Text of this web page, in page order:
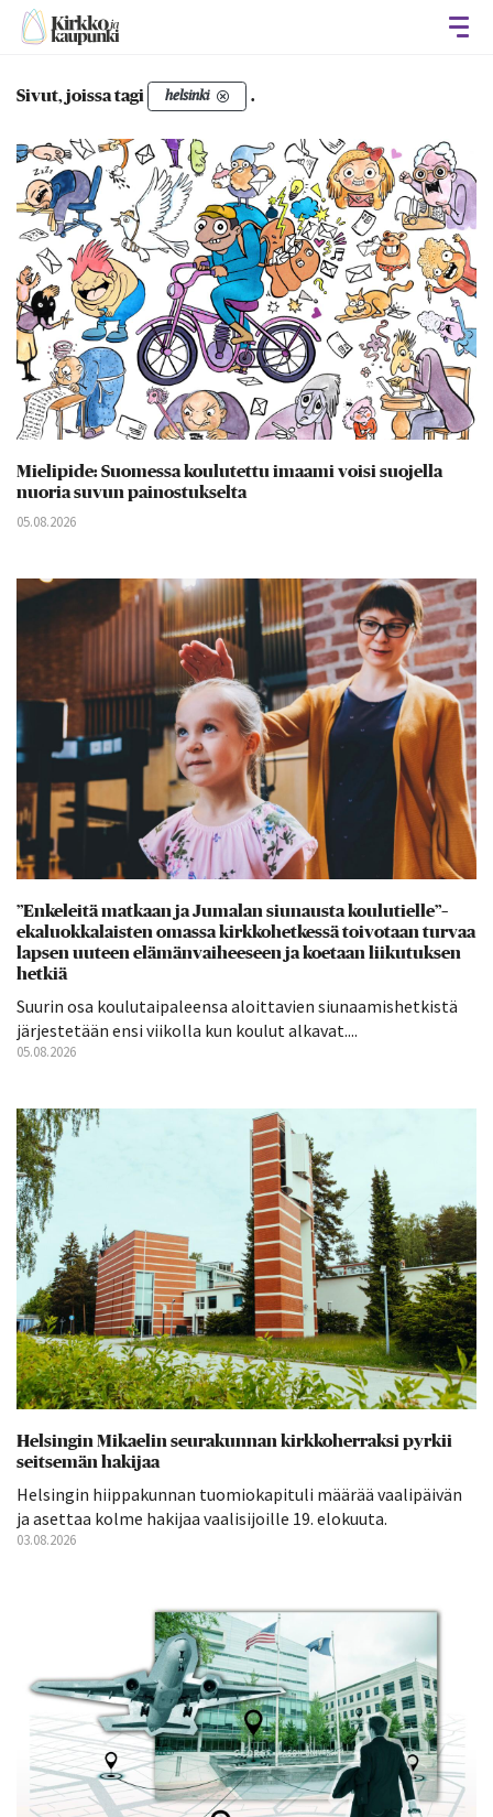
Sivut, joissa tagi helsinki .
Mielipide: Suomessa koulutettu imaami voisi suojella
nuoria suvun painostukselta
05.08.2026
”Enkeleitä matkaan ja Jumalan siunausta koulutielle”–
ekaluokkalaisten omassa kirkkohetkessä toivotaan turvaa
lapsen uuteen elämänvaiheeseen ja koetaan liikutuksen
hetkiä
Suurin osa koulutaipaleensa aloittavien siunaamishetkistä
järjestetään ensi viikolla kun koulut alkavat....
05.08.2026
Helsingin Mikaelin seurakunnan kirkkoherraksi pyrkii
seitsemän hakijaa
Helsingin hiippakunnan tuomiokapituli määrää vaalipäivän
ja asettaa kolme hakijaa vaalisijoille 19. elokuuta.
03.08.2026